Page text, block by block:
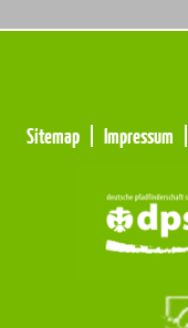
Meta
Navigation
Navigation
Sitemap Impressum